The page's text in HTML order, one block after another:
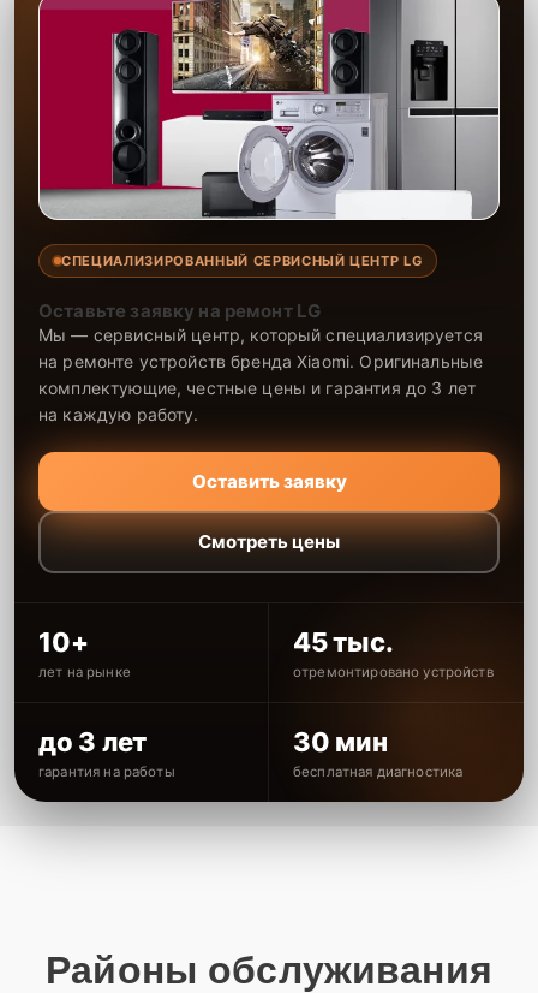
запчасти сроком до 2-3 лет, что подтверждает нашу уверенность в
долговечности результата. Наши специалисты выполняют ремонт
быстро и качественно, обеспечивая долговечность работы вашей
техники. Мы всегда стремимся предложить клиентам лучшее
обслуживание, делая ремонт максимально удобным и надежным.
СПЕЦИАЛИЗИРОВАННЫЙ СЕРВИСНЫЙ ЦЕНТР LG
Оставьте заявку на ремонт LG
Мы — сервисный центр, который специализируется
на ремонте устройств бренда Xiaomi. Оригинальные
комплектующие, честные цены и гарантия до 3 лет
на каждую работу.
Оставить заявку
Смотреть цены
10+
лет на рынке
45 тыс.
отремонтировано устройств
до 3 лет
гарантия на работы
30 мин
бесплатная диагностика
Районы обслуживания